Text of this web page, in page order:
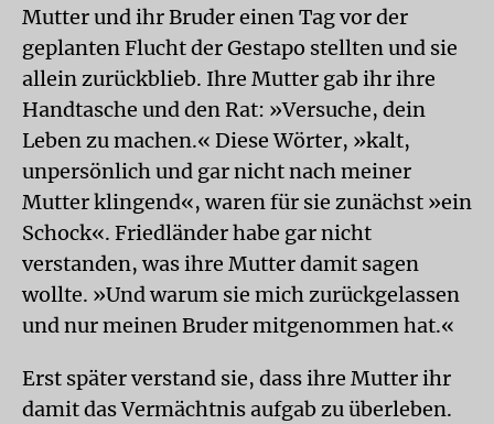
Mutter und ihr Bruder einen Tag vor der
geplanten Flucht der Gestapo stellten und sie
allein zurückblieb. Ihre Mutter gab ihr ihre
Handtasche und den Rat: »Versuche, dein
Leben zu machen.« Diese Wörter, »kalt,
unpersönlich und gar nicht nach meiner
Mutter klingend«, waren für sie zunächst »ein
Schock«. Friedländer habe gar nicht
verstanden, was ihre Mutter damit sagen
wollte. »Und warum sie mich zurückgelassen
und nur meinen Bruder mitgenommen hat.«
Erst später verstand sie, dass ihre Mutter ihr
damit das Vermächtnis aufgab zu überleben.